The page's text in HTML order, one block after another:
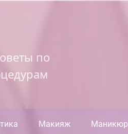
по
Макияж Маникюр